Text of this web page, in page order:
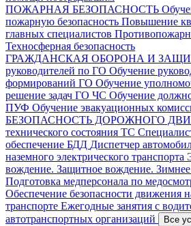
ПОЖАРНАЯ БЕЗОПАСНОСТЬ
пожарную безопасность Повышение
главных специалистов
Техносферная безопасность
ГРАЖДАНСКАЯ ОБОРОНА И
руководителей по ГО Обучение
формирований ГО Обучение
решение задач ГО ЧС Обучение
ПУФ Обучение эвакуационных
БЕЗОПАСНОСТЬ ДОРОЖНОГО
технического состояния ТС
обеспечение БДД Диспетчер
наземного электрического транспорта
вождение. Защитное вождение.
Подготовка медперсонала по
Обеспечение безопасности движения
транспорте Ежегодные занятия с
автотранспортных организаций
Все